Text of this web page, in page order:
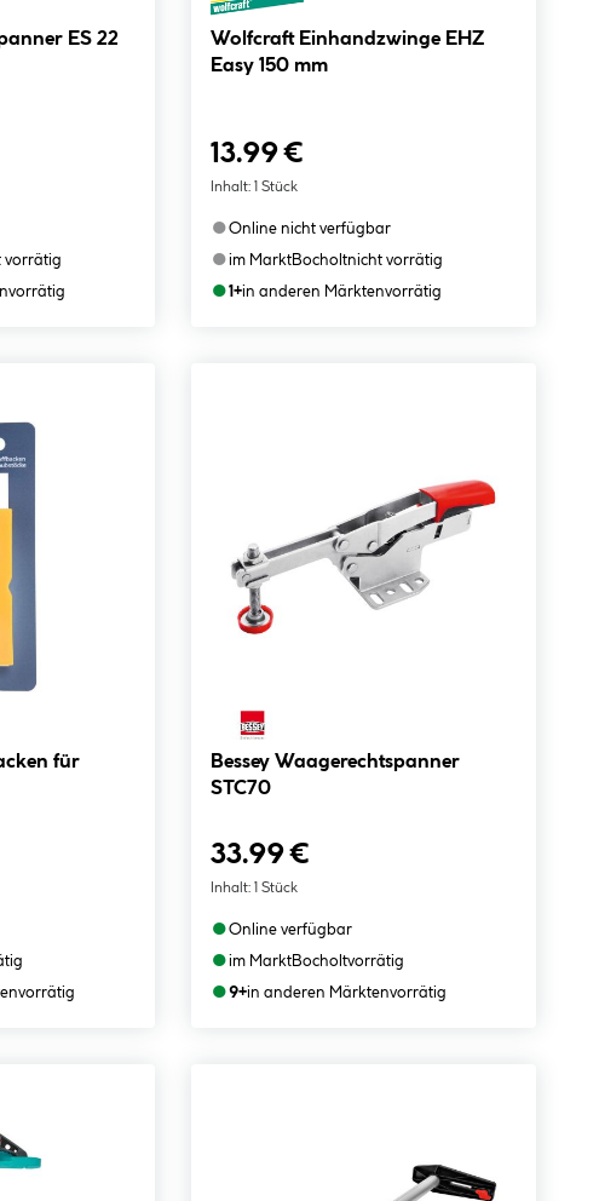
ES 22
vorrätig
vorrätig
Wolfcraft Einhandzwinge EHZ
Easy 150 mm
13.99 €
Inhalt: 1 Stück
●Online nicht verfügbar
●im MarktBocholtnicht vorrätig
●1+in anderen Märktenvorrätig
für
vorrätig
Bessey Waagerechtspanner
STC70
33.99 €
Inhalt: 1 Stück
●Online verfügbar
●im MarktBocholtvorrätig
●9+in anderen Märktenvorrätig